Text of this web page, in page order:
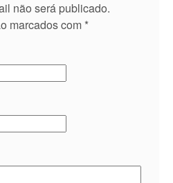
não será publicado.
marcados com *